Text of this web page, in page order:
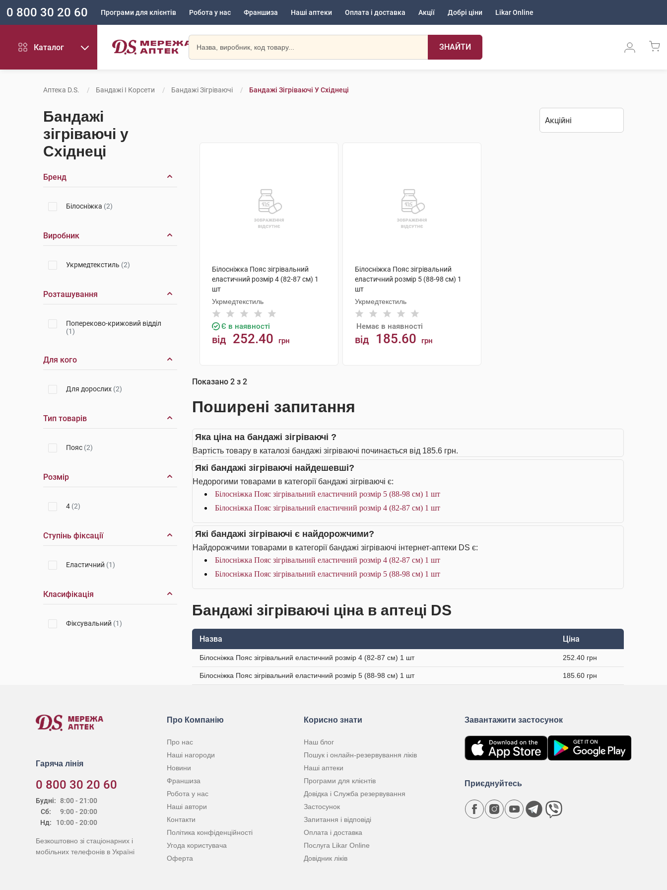
0 800 30 20 60 Програми для клієнтів Робота у нас Франшиза Наші аптеки Оплата і доставка Акції Добрі ціни Likar Online
Каталог ЗНАЙТИ
Аптека D.S. Бандажі І Корсети Бандажі Зігріваючі Бандажі Зігріваючі У Східнеці
Бандажі
зігріваючі у
Східнеці
Бренд
Білосніжка (2)
Виробник
Укрмедтекстиль (2)
Розташування
Попереково-крижовий відділ
(1)
Для кого
Для дорослих (2)
Тип товарів
Пояс (2)
Розмір
4 (2)
Ступінь фіксації
Еластичний (1)
Класифікація
Фіксувальний (1)
Білосніжка Пояс зігрівальний
еластичний розмір 4 (82-87 см) 1
шт
Укрмедтекстиль
Є в наявності
від 252.40 грн
Білосніжка Пояс зігрівальний
еластичний розмір 5 (88-98 см) 1
шт
Укрмедтекстиль
Немає в наявності
від 185.60 грн
Показано 2 з 2
Поширені запитання
Яка ціна на бандажі зігріваючі ?
Вартість товару в каталозі бандажі зігріваючі починається від 185.6 грн.
Які бандажі зігріваючі найдешевші?
Недорогими товарами в категорії бандажі зігріваючі є:
Білосніжка Пояс зігрівальний еластичний розмір 5 (88-98 см) 1 шт
Білосніжка Пояс зігрівальний еластичний розмір 4 (82-87 см) 1 шт
Які бандажі зігріваючі є найдорожчими?
Найдорожчими товарами в категорії бандажі зігріваючі інтернет-аптеки DS є:
Білосніжка Пояс зігрівальний еластичний розмір 4 (82-87 см) 1 шт
Білосніжка Пояс зігрівальний еластичний розмір 5 (88-98 см) 1 шт
Бандажі зігріваючі ціна в аптеці DS
Назва Ціна
Білосніжка Пояс зігрівальний еластичний розмір 4 (82-87 см) 1 шт 252.40 грн
Білосніжка Пояс зігрівальний еластичний розмір 5 (88-98 см) 1 шт 185.60 грн
Гаряча лінія
0 800 30 20 60
Будні:
Сб:
Нд:
8:00 - 21:00
9:00 - 20:00
10:00 - 20:00
Безкоштовно зі стаціонарних і
мобільних телефонів в Україні
Про Компанію
Про нас
Наші нагороди
Новини
Франшиза
Робота у нас
Наші автори
Контакти
Політика конфіденційності
Угода користувача
Оферта
Корисно знати
Наш блог
Пошук і онлайн-резервування ліків
Наші аптеки
Програми для клієнтів
Довідка і Служба резервування
Застосунок
Запитання і відповіді
Оплата і доставка
Послуга Likar Online
Довідник ліків
Завантажити застосунок
Приєднуйтесь